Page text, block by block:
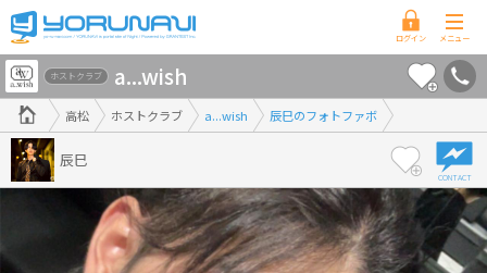
香
川
県
版
高松 ホストクラブ a...wish 辰巳のフォトファボ
ホストクラブ a...wish
辰巳